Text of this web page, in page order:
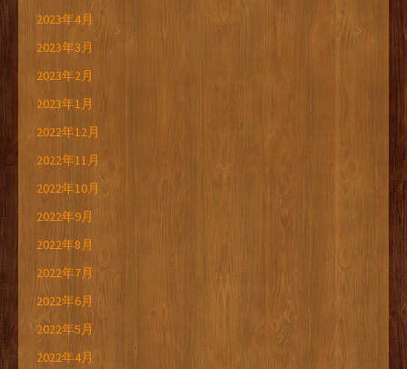
2023年4月
2023年3月
2023年2月
2023年1月
2022年12月
2022年11月
2022年10月
2022年9月
2022年8月
2022年7月
2022年6月
2022年5月
2022年4月